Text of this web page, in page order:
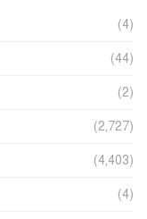
(4)
(44)
(2)
(2,727)
(4,403)
(4)